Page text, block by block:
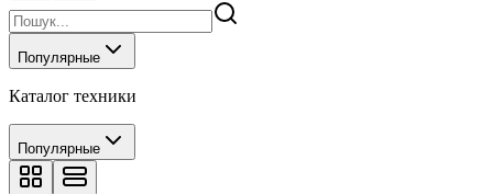
Популярные
Каталог техники
Популярные